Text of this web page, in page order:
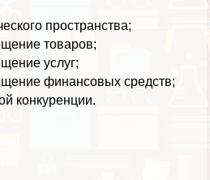
прострaнcтва;
товаров;
услуг;
финансовых средств;
конкуренции.